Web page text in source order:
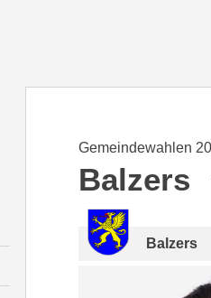
Gemeindewahlen
Balzers
Balzers